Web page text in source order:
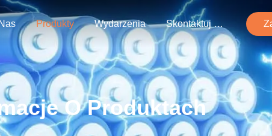
Produkty Wydarzenia Skontaktuj Się Z Nami
O Produktach